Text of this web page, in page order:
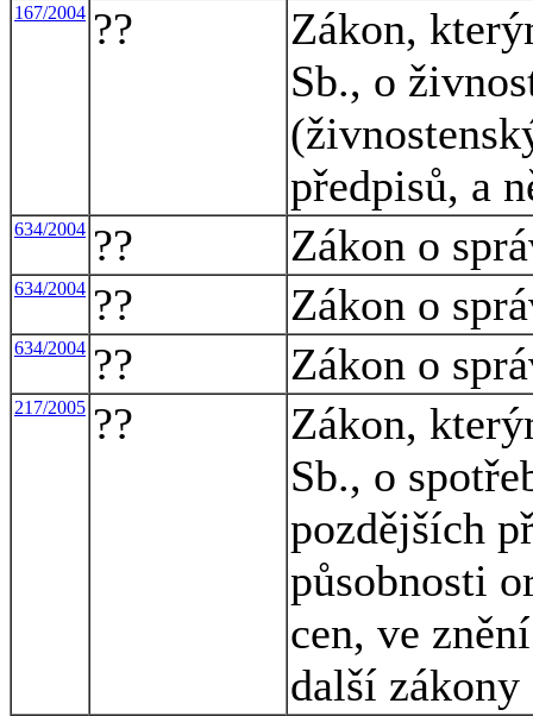
167/2004 ??
Zákon,
Sb., o
předpisů, a
634/2004 ?? Zákon o
634/2004 ?? Zákon o
634/2004 ?? Zákon o
217/2005 ??
Zákon,
Sb., o
pozdějších
působnosti
cen, ve
další zákony